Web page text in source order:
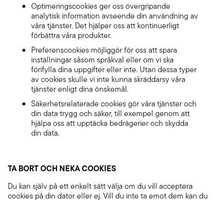
Optimeringscookies ger oss övergripande
analytisk information avseende din användning av
våra tjänster. Det hjälper oss att kontinuerligt
förbättra våra produkter.
Preferenscookies möjliggör för oss att spara
inställningar såsom språkval eller om vi ska
förifylla dina uppgifter eller inte. Utan dessa typer
av cookies skulle vi inte kunna skräddarsy våra
tjänster enligt dina önskemål.
Säkerhetsrelaterade cookies gör våra tjänster och
din data trygg och säker, till exempel genom att
hjälpa oss att upptäcka bedrägerier och skydda
din data.
TA BORT OCH NEKA COOKIES
Du kan själv på ett enkelt sätt välja om du vill acceptera
cookies på din dator eller ej. Vill du inte ta emot dem kan du